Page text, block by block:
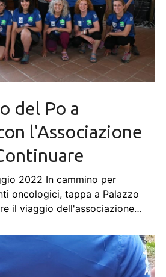
del Po a
l'Associazione
2022 In cammino per
oncologici, tappa a Palazzo
il viaggio dell'associazione…